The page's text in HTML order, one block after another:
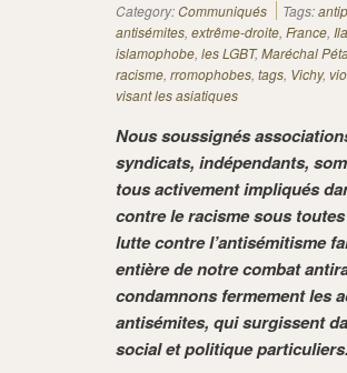
Category:Communiqués Tags:
antisémites, extrême-droite, France,
islamophobe, les LGBT,Maréchal
racisme, rromophobes, tags, Vichy,
visant les asiatiques
Nous soussignés
syndicats, indépendants,
tous activement impliqués
contre le racisme sous
lutte contre l’antisémitisme
entière de notre combat
condamnons fermement les
antisémites, qui surgissent
social et politique particuliers.